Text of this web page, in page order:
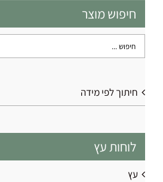
את
האפשרויות
בעמוד
חיפוש מוצר
חיתוך לפי מידה
לוחות עץ
עץ